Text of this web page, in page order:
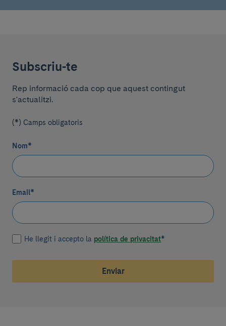
Subscriu-te
Rep informació cada cop que aquest contingut
s'actualitzi.
(*) Camps obligatoris
Nom*
Email*
He llegit i accepto la política de privacitat*
Enviar